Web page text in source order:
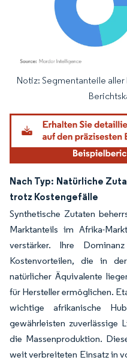
Bild © Mordor Intelligence.
Notiz: Segmentanteile
Nach Typ: Natürliche
trotz Kostengefälle
Synthetische Zutaten
Marktanteils im Afrika-
verstärker. Ihre
Kostenvorteilen, die in
natürlicher Äquivalente
für Hersteller ermöglichen.
wichtige afrikanische
gewährleisten zuverlässige
die Massenproduktion.
weit verbreiteten Einsatz in